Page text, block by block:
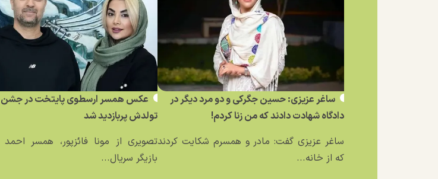
ساغر عزیزی: حسین جگرکی و دو مرد دیگر در
دادگاه شهادت دادند که من زنا کردم!
ساغر عزیزی گفت: مادر و همسرم شکایت کردند
که از خانه...
عکس همسر ارسطوی پایتخت در جشن
تولدش پربازدید شد
تصویری از مونا فائزپور، همسر احمد
بازیگر سریال...